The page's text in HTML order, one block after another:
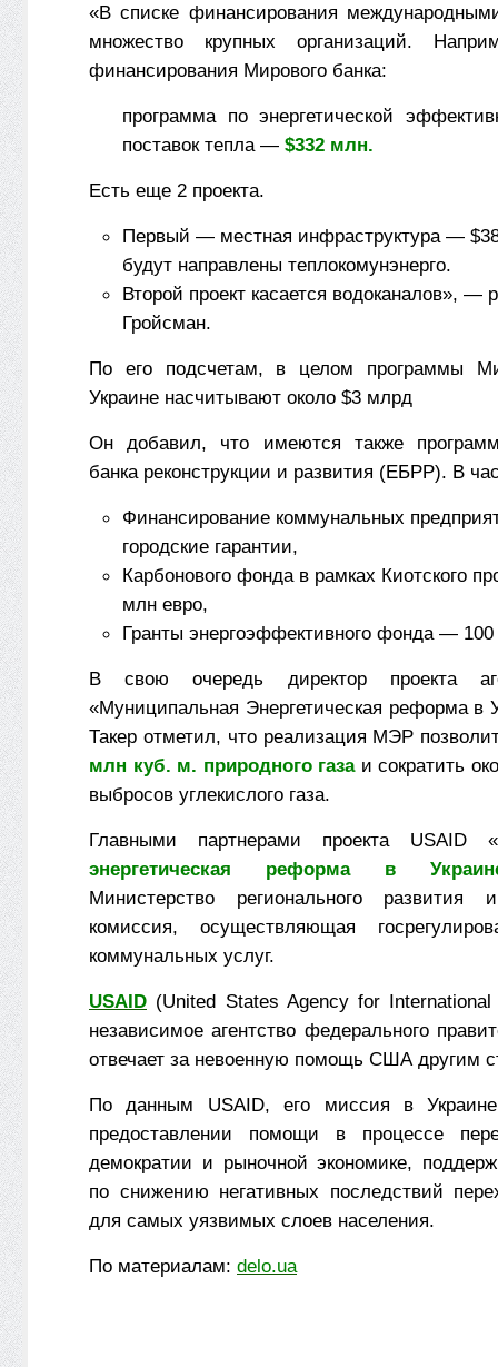
«В списке финансирования
множество крупных организаций.
финансирования Мирового банка:
программа по энергетической
поставок тепла — $332 млн.
Есть еще 2 проекта.
Первый — местная инфраструктура —
будут направлены теплокомунэнерго.
Второй проект касается водоканалов», —
Гройсман.
По его подсчетам, в целом программы
Украине насчитывают около $3 млрд
Он добавил, что имеются также
банка реконструкции и развития (ЕБРР). В
Финансирование коммунальных
городские гарантии,
Карбонового фонда в рамках Киотского
млн евро,
Гранты энергоэффективного фонда —
В свою очередь директор проекта
«Муниципальная Энергетическая реформа в
Такер отметил, что реализация МЭР
млн куб. м. природного газаи сократить
выбросов углекислого газа.
Главными партнерами проекта USAID «
энергетическая реформа в
Министерство регионального развития
комиссия, осуществляющая
коммунальных услуг.
USAID (United States Agency for
независимое агентство федерального
отвечает за невоенную помощь США другим
По данным USAID, его миссия в
предоставлении помощи в процессе
демократии и рыночной экономике,
по снижению негативных последствий
для самых уязвимых слоев населения.
По материалам: delo.ua